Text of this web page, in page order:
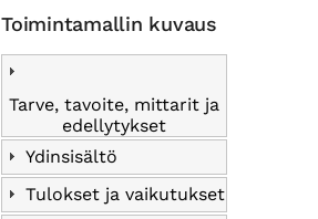
Toimintamallin kuvaus
Tarve, tavoite, mittarit ja
edellytykset
Ydinsisältö
Tulokset ja vaikutukset